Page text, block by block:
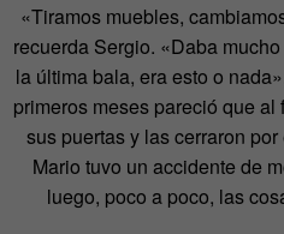
«Tiramos muebles,
recuerda Sergio. «Daba
la última bala, era esto o
primeros meses pareció que
sus puertas y las cerraron
Mario tuvo un accidente de
luego, poco a poco, las